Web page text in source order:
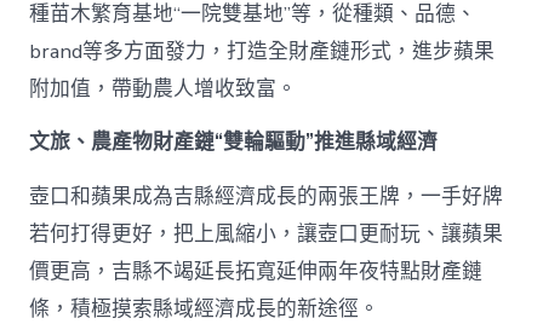
種苗木繁育基地“一院雙基地”等，從種類、品德、
brand等多方面發力，打造全財產鏈形式，進步蘋果
附加值，帶動農人增收致富。
文旅、農產物財產鏈“雙輪驅動”推進縣域經濟
壺口和蘋果成為吉縣經濟成長的兩張王牌，一手好牌
若何打得更好，把上風縮小，讓壺口更耐玩、讓蘋果
價更高，吉縣不竭延長拓寬延伸兩年夜特點財產鏈
條，積極摸索縣域經濟成長的新途徑。